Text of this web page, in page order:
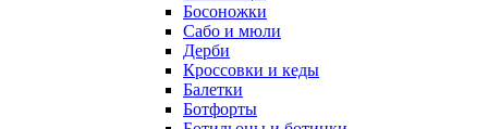
Босоножки
Сабо и мюли
Дерби
Кроссовки и кеды
Балетки
Ботфорты